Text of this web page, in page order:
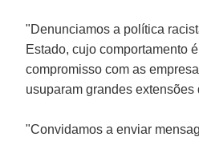
"Denunciamos a política
Estado, cujo comportamento
compromisso com as
usuparam grandes extensões
"Convidamos a enviar